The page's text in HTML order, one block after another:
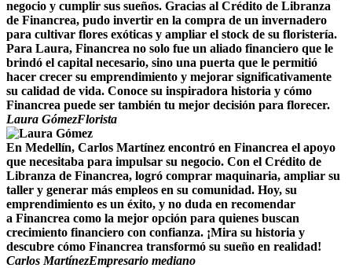
negocio y cumplir sus sueños. Gracias al Crédito de Libranza
de Financrea, pudo invertir en la compra de un invernadero
para cultivar flores exóticas y ampliar el stock de su floristería.
Para Laura, Financrea no solo fue un aliado financiero que le
brindó el capital necesario, sino una puerta que le permitió
hacer crecer su emprendimiento y mejorar significativamente
su calidad de vida. Conoce su inspiradora historia y cómo
Financrea puede ser también tu mejor decisión para florecer.
Laura GómezFlorista
En Medellín, Carlos Martínez encontró en Financrea el apoyo
que necesitaba para impulsar su negocio. Con el Crédito de
Libranza de Financrea, logró comprar maquinaria, ampliar su
taller y generar más empleos en su comunidad. Hoy, su
emprendimiento es un éxito, y no duda en recomendar
a Financrea como la mejor opción para quienes buscan
crecimiento financiero con confianza. ¡Mira su historia y
descubre cómo Financrea transformó su sueño en realidad!
Carlos MartínezEmpresario mediano